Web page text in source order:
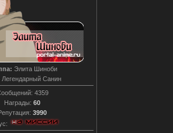
Элита Шиноби
Легендарный Санин
4359
Награды: 60
3990